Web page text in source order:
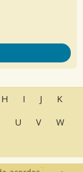
H I J
K
U V
W